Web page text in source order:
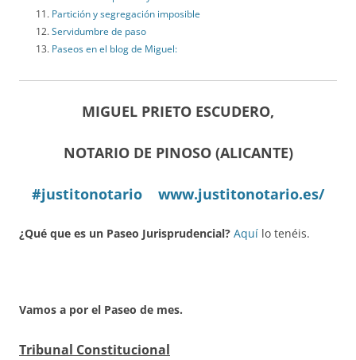
Partición y segregación imposible
Servidumbre de paso
Paseos en el blog de Miguel:
MIGUEL PRIETO ESCUDERO,
NOTARIO DE PINOSO (ALICANTE)
#justitonotario www.justitonotario.es/
¿Qué que es un Paseo Jurisprudencial? Aquí lo tenéis.
Vamos a por el Paseo de mes.
Tribunal Constitucional